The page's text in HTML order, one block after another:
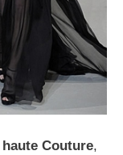
haute Couture,